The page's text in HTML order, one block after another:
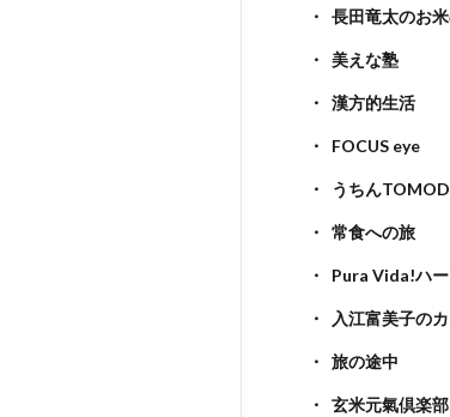
長田竜太のお
美えな塾
漢方的生活
FOCUS eye
うちん
常食への旅
Pura Vida!ハー
入江富美子の
旅の途中
玄米元氣倶楽部